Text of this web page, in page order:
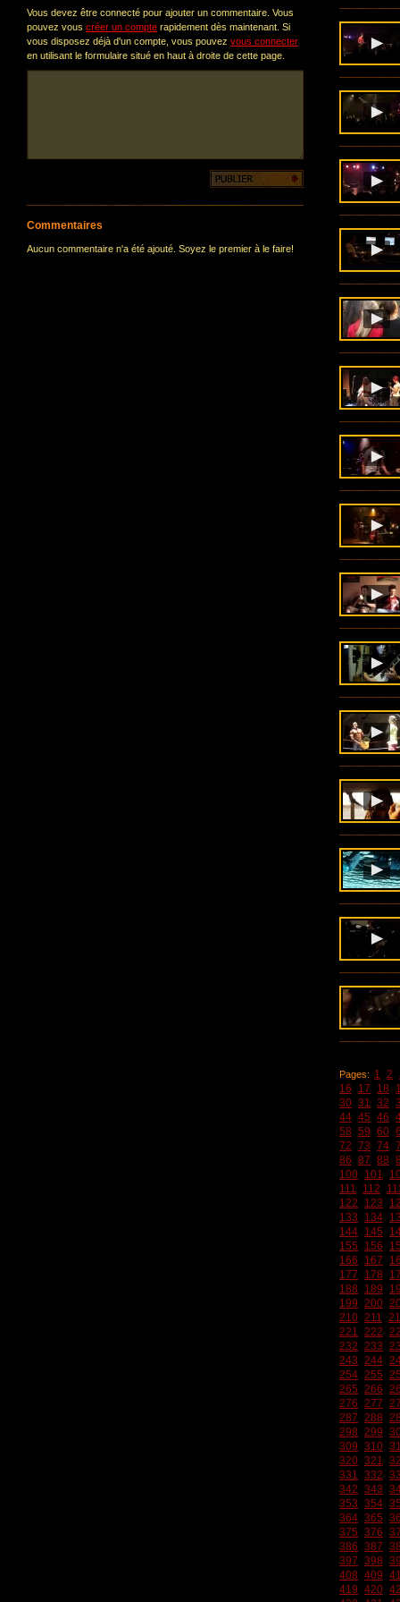
Vous devez être connecté pour ajouter un commentaire. Vous
pouvez vous créer un compte rapidement dès maintenant. Si
vous disposez déjà d'un compte, vous pouvez vous connecter
en utilisant le formulaire situé en haut à droite de cette page.
Commentaires
Aucun commentaire n'a été ajouté. Soyez le premier à le faire!
Pages: 1 2
16
17 18
30 31 32
44 45 46
58 59 60
72 73 74
86 87 88
100 101
111
112
122
123
133
134
144 145
155
156
166
167
177
178
188
189
199 200
210 211
221 222
232 233
243 244
254 255
265 266
276 277
287 288
298 299
309 310
320 321
331 332
342 343
353 354
364 365
375 376
386 387
397 398
408 409
419 420